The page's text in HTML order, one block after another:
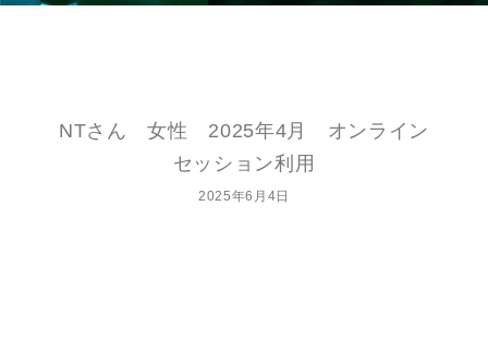
NTさん 女性 2025年4月 オンライン
セッション利用
2025年6月4日